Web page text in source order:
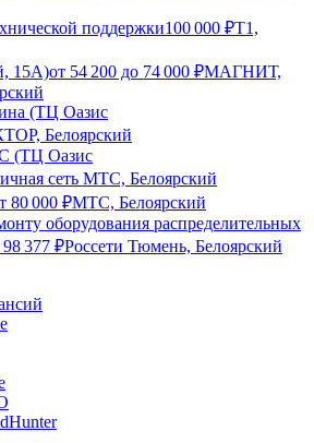
поддержки100 000 ₽Т1,
15А)от 54 200 до 74 000 ₽МАГНИТ,
(ТЦ Оазис
Белоярский
(ТЦ Оазис
сеть МТС, Белоярский
80 000 ₽МТС, Белоярский
оборудования распределительных
98 377 ₽Россети Тюмень, Белоярский